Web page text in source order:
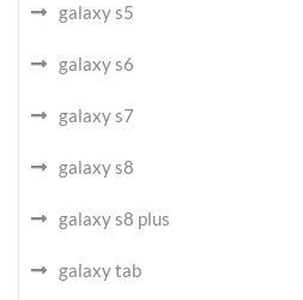
galaxy s5
galaxy s6
galaxy s7
galaxy s8
galaxy s8 plus
galaxy tab